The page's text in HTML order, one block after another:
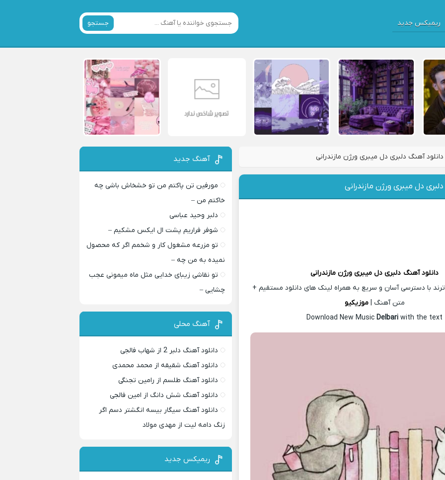
ریمیکس جدید جستجو
دانلود آهنگ دلبری دل میبری ورژن مازندرانی
دل میبری ورژن مازندرانی
دانلود آهنگ دلبری دل میبری ورژن مازندرانی
با دسترسی آسان و سریع به همراه لینک های دانلود مستقیم +
متن آهنگ |موزیکیو
Download New Music Delbari with the text
آهنگ جدید
مورفین تن پاکتم من تو خشخاش باشی چه
خاکتم من –
دلبر وحید عباسی
شوفر فراریم پشت ال ایکس مشکیم –
تو مزرعه مشغول کار و شخمم اگر که محصول
نمیده به من چه –
تو نقاشی زیبای خدایی مثل ماه میمونی عجب
چشایی –
آهنگ محلی
دانلود آهنگ دلبر 2 از شهاب فالجی
دانلود آهنگ شقیقه از محمد محمدی
دانلود آهنگ طلسم از رامین تجنگی
دانلود آهنگ شش دانگ از امین فالجی
دانلود آهنگ سیگار بیسه انگشتر دسم اگر
زنگ دامه لیت از مهدی مولاد
ریمیکس جدید